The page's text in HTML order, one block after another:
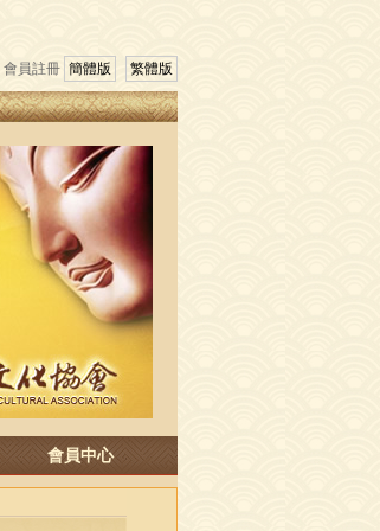
會員註冊 簡體版 繁體版
會員中心